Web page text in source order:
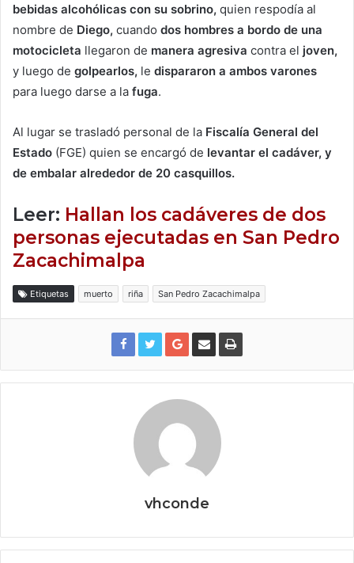
bebidas alcohólicas con su sobrino, quien respodía al
nombre de Diego, cuando dos hombres a bordo de una
motocicleta llegaron de manera agresiva contra el joven,
y luego de golpearlos, le dispararon a ambos varones
para luego darse a la fuga.
Al lugar se trasladó personal de la Fiscalía General del
Estado (FGE) quien se encargó de levantar el cadáver, y
de embalar alrededor de 20 casquillos.
Leer: Hallan los cadáveres de dos
personas ejecutadas en San Pedro
Zacachimalpa
Etiquetas muerto riña San Pedro Zacachimalpa
vhconde